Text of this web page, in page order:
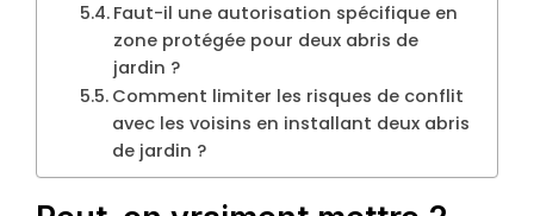
Faut-il une autorisation spécifique en
zone protégée pour deux abris de
jardin ?
Comment limiter les risques de conflit
avec les voisins en installant deux abris
de jardin ?